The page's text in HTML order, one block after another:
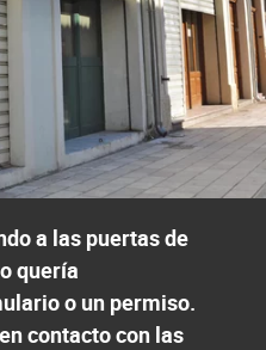
a las puertas de
quería
o un permiso.
contacto con las